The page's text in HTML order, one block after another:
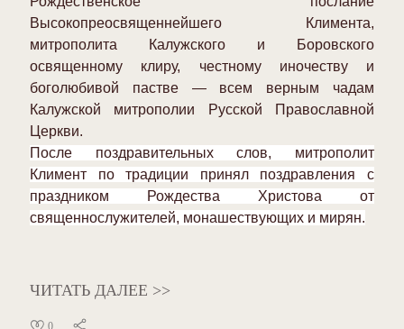
Высокопреосвященнейшего Климента,
митрополита Калужского и Боровского
освященному клиру, честному иночеству и
боголюбивой пастве — всем верным чадам
Калужской митрополии Русской Православной
Церкви.
После поздравительных слов, митрополит
Климент по традиции принял поздравления с
праздником Рождества Христова от
священнослужителей, монашествующих и мирян.